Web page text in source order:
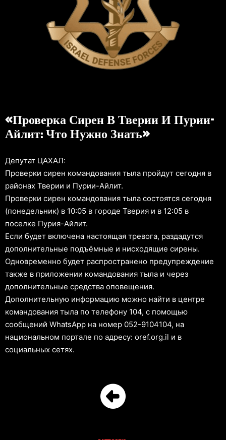
«Проверка Сирен В Тверии И Пурии-
Айлит: Что Нужно Знать»
Депутат ЦАХАЛ:
Проверки сирен командования тыла пройдут сегодня в
районах Тверии и Пурии-Айлит.
Проверки сирен командования тыла состоятся сегодня
(понедельник) в 10:05 в городе Тверия и в 12:05 в
поселке Пурия-Айлит.
Если будет включена настоящая тревога, раздадутся
дополнительные подъёмные и нисходящие сирены.
Одновременно будет распространено предупреждение
также в приложении командования тыла и через
дополнительные средства оповещения.
Дополнительную информацию можно найти в центре
командования тыла по телефону 104, с помощью
сообщений WhatsApp на номер 052-9104104, на
национальном портале по адресу: oref.org.il и в
социальных сетях.